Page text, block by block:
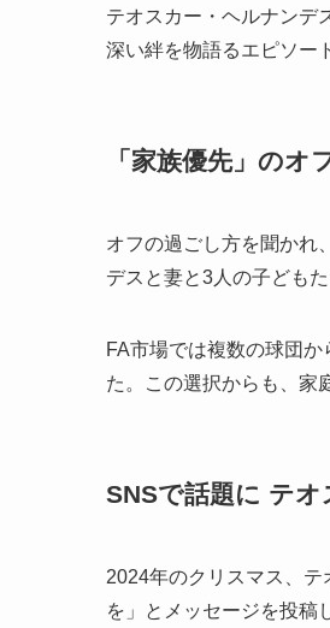
テオスカー・ヘルナンデ
深い絆を物語るエピソー
「家族優先」のオ
オフの過ごし方を聞かれ
デスと妻と3人の子ども
FA市場では複数の球団
た。この選択からも、家
SNSで話題に テ
2024年のクリスマス、
を」とメッセージを投稿